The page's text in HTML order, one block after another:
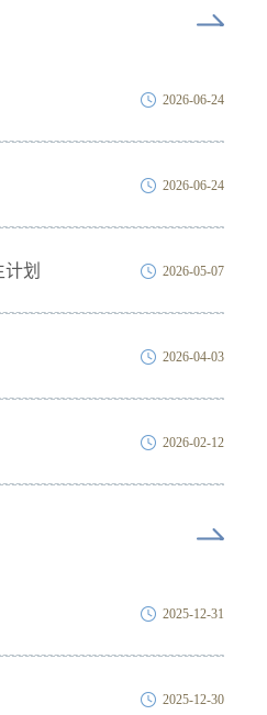
2026-06-24
2026-06-24
2026-05-07
划
2026-04-03
2026-02-12
2025-12-31
2025-12-30